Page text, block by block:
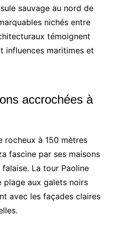
sauvage au nord de
nichés entre
témoignent
influences maritimes et
accrochées à
rocheux à 150 mètres
fascine par ses maisons
La tour Paoline
plage aux galets noirs
avec les façades claires